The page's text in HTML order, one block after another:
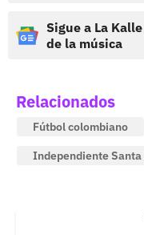
Sigue a La
de la música
Relacionados
Fútbol colombiano
Independiente Santa